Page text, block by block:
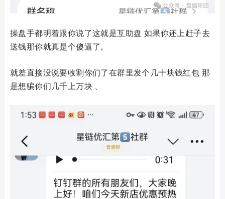
操盘手都明着跟你说了这就是互助盘 如果你还上赶子去
送钱那你就真是个傻逼了。
就差直接没说要收割你们了在群里发个几十块钱红包 那
是想骗你们几千上万块 、